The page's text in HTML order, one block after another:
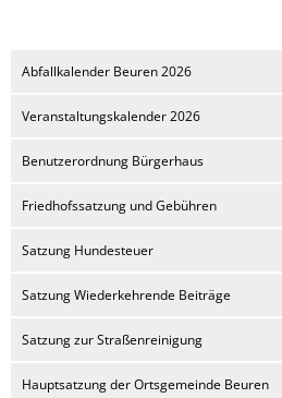
Abfallkalender Beuren 2026
Veranstaltungskalender 2026
Benutzerordnung Bürgerhaus
Friedhofssatzung und Gebühren
Satzung Hundesteuer
Satzung Wiederkehrende Beiträge
Satzung zur Straßenreinigung
Hauptsatzung der Ortsgemeinde Beuren